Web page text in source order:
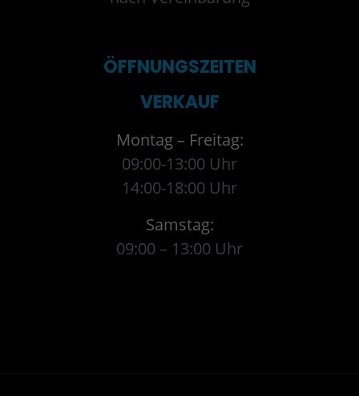
ÖFFNUNGSZEITEN
VERKAUF
Montag – Freitag:
09:00-13:00 Uhr
14:00-18:00 Uhr
Samstag:
09:00 – 13:00 Uhr